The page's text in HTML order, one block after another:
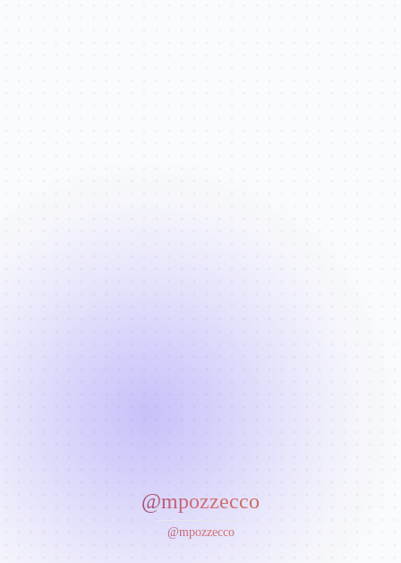
@mpozzecco
@mpozzecco